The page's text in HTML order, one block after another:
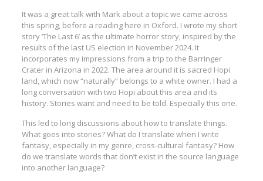
It was a great talk with Mark about a topic we came across
this spring, before a reading here in Oxford. I wrote my short
story ‘The Last 6’ as the ultimate horror story, inspired by the
results of the last US election in November 2024. It
incorporates my impressions from a trip to the Barringer
Crater in Arizona in 2022. The area around it is sacred Hopi
land, which now “naturally” belongs to a white owner. I had a
long conversation with two Hopi about this area and its
history. Stories want and need to be told. Especially this one.
This led to long discussions about how to translate things.
What goes into stories? What do I translate when I write
fantasy, especially in my genre, cross-cultural fantasy? How
do we translate words that don’t exist in the source language
into another language?